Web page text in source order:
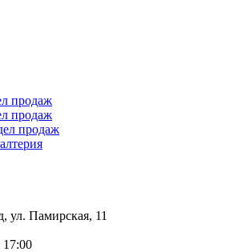
продаж
продаж
продаж
ул. Памирская, 11